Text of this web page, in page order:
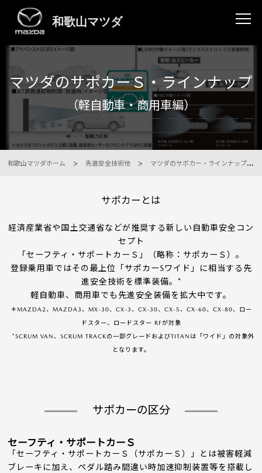
マツダのサポカーＳ・ラインナップ
（軽自動車・商用車編）
和歌山マツダホーム 先進安全技術他 マツダのサポカー・ラインナップ（軽自動車・商用車）
サポカーとは
経済産業省や国土交通省などが推奨する新しい自動車安全コン
セプト
「セーフティ・サポートカーＳ」（略称：サポカーＳ）。
登録乗用車ではその最上位「サポカーSワイド」に相当する先
進安全技術を標準装備。*
軽自動車、商用車でも先進安全装備を拡大中です。
＊MAZDA2、MAZDA3、MX-30、CX-3、CX-30、CX-5、CX-60、CX-80、ロー
ドスター、ロードスター RFが対象
*SCRUM VAN、SCRUM TRACKの一部グレードおよびTITANは「ワイド」の対象外
となります。
サポカーの区分
セーフティ・サポートカーＳ
「セーフティ・サポートカーＳ（サポカーＳ）」とは被害軽減
ブレーキに加え、ペダル踏み間違い時加速抑制装置等を搭載し